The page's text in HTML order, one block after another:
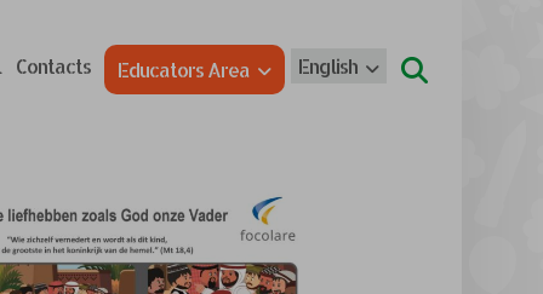
Contacts Educators Area English